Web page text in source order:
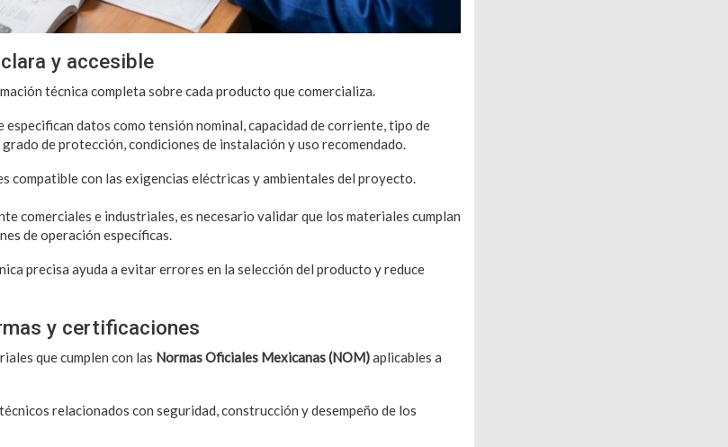
y accesible
técnica completa sobre cada producto que comercializa.
especifican datos como tensión nominal, capacidad de corriente, tipo de
de protección, condiciones de instalación y uso recomendado.
compatible con las exigencias eléctricas y ambientales del proyecto.
comerciales e industriales, es necesario validar que los materiales cumplan
de operación específicas.
precisa ayuda a evitar errores en la selección del producto y reduce
y certificaciones
que cumplen con las Normas Oficiales Mexicanas (NOM)aplicables a
relacionados con seguridad, construcción y desempeño de los